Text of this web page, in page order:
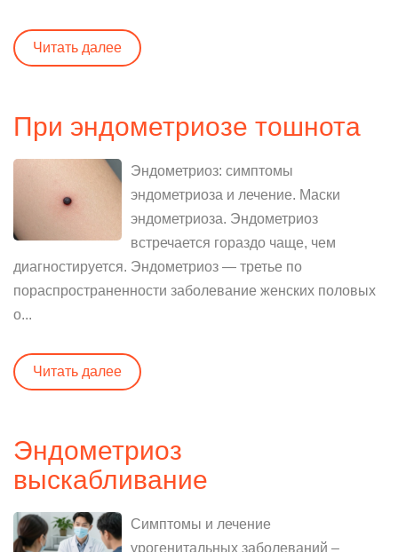
Читать далее
При эндометриозе тошнота
Эндометриоз: симптомы
эндометриоза и лечение. Маски
эндометриоза. Эндометриоз
встречается гораздо чаще, чем
диагностируется. Эндометриоз — третье по
пораспространенности заболевание женских половых
о...
Читать далее
Эндометриоз
выскабливание
Симптомы и лечение
урогенитальных заболеваний –